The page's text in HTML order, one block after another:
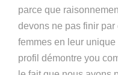
parce que
devons ne pas finir
femmes en leur
profil démontre you